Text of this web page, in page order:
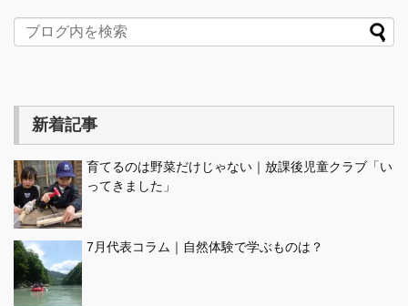
新着記事
育てるのは野菜だけじゃない｜放課後児童クラブ「い
ってきました」
7月代表コラム｜自然体験で学ぶものは？